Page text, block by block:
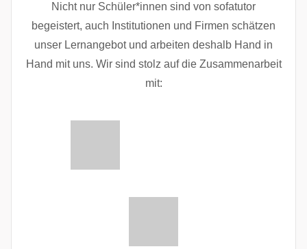
Nicht nur Schüler*innen sind von sofatutor
begeistert, auch Institutionen und Firmen schätzen
unser Lernangebot und arbeiten deshalb Hand in
Hand mit uns. Wir sind stolz auf die Zusammenarbeit
mit: